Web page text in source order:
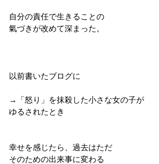
自分の責任で生きることの
氣づきが改めて深まった。
以前書いたブログに
→「怒り」を抹殺した小さな女の子が
ゆるされたとき
幸せを感じたら、過去はただ
そのための出来事に変わる